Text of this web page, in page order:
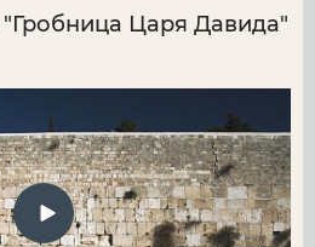
Царя Давида"